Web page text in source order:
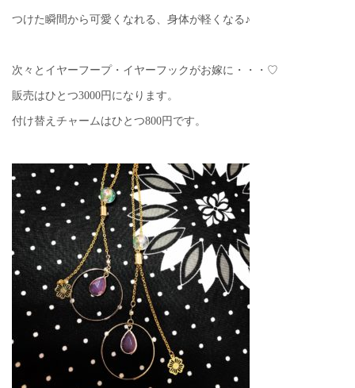
つけた瞬間から可愛くなれる、身体が軽くなる♪
次々とイヤーフープ・イヤーフックがお嫁に・・・♡
販売はひとつ3000円になります。
付け替えチャームはひとつ800円です。